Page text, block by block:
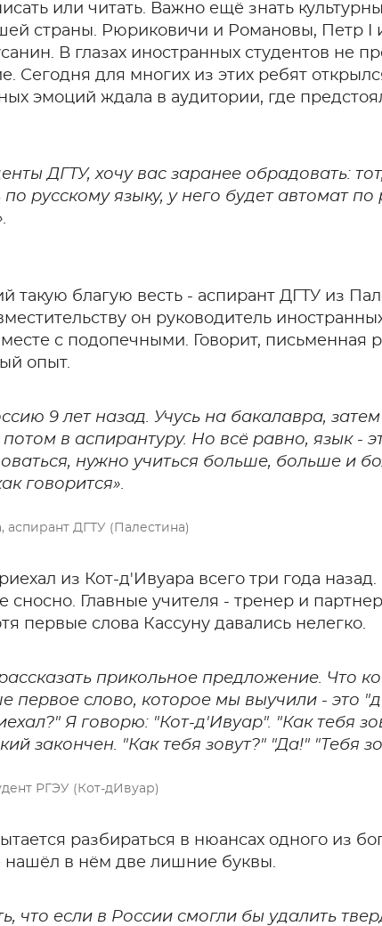
или читать. Важно ещё знать
страны. Рюриковичи и Романовы, Петр I
В глазах иностранных студентов не
Сегодня для многих из этих ребят
эмоций ждала в аудитории, где
ДГТУ, хочу вас заранее обрадовать:
русскому языку, у него будет автомат по
такую благую весть - аспирант ДГТУ из
он руководитель
с подопечными. Говорит, письменная
опыт.
9 лет назад. Учусь на бакалавра,
потом в аспирантуру. Но всё равно, язык -
нужно учиться больше, больше и
говорится».
аспирант ДГТУ (Палестина)
из Кот-д'Ивуара всего три года
сносно. Главные учителя - тренер и
первые слова Кассуну давались нелегко.
прикольное предложение. Что
первое слово, которое мы выучили - это
Я говорю: "Кот-д'Ивуар". "Как тебя
закончен. "Как тебя зовут?" "Да!" "Тебя
РГЭУ (Кот-д`Ивуар)
разбираться в нюансах одного из
нашёл в нём две лишние буквы.
что если в России смогли бы удалить